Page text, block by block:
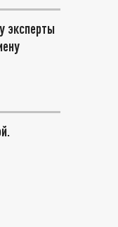
эксперты